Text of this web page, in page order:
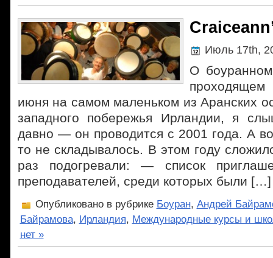
Июль 17th,
О
июня на самом маленьком из Аранских
западного побережья Ирландии, я
давно — он проводится с 2001 года. А
то не складывалось. В этом году
раз подогревали: — список
преподавателей, среди которых были […]
Опубликовано в рубрике Боуран, Андрей
Байрамова, Ирландия, Международные курсы и
нет »